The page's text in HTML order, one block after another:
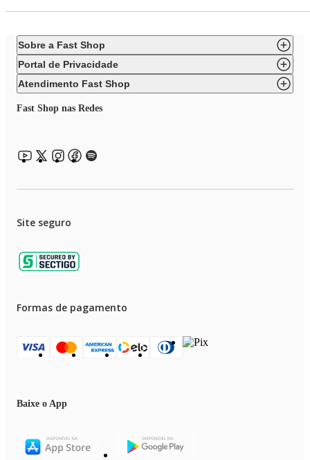
Sobre a Fast Shop
Portal de Privacidade
Atendimento Fast Shop
Fast Shop nas Redes
Site seguro
Formas de pagamento
Baixe o App